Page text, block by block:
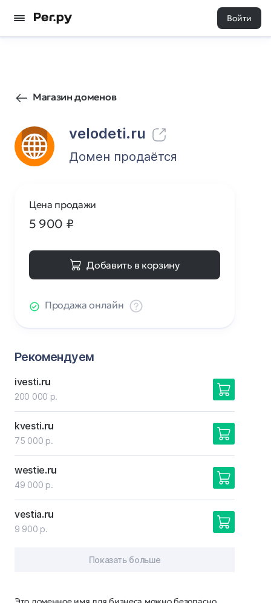
Войти
Магазин доменов
velodeti.ru
63 0
Домен продаётся
Цена продажи
5 900 ₽
Добавить в корзину
Продажа онлайн
Рекомендуем
ivesti.ru
200 000 р.
kvesti.ru
75 000 р.
westie.ru
49 000 р.
vestia.ru
9 900 р.
Показать больше